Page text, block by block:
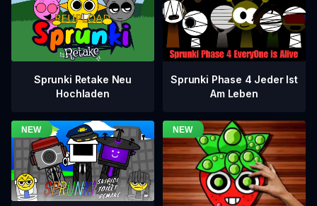
Sprunki Retake Neu
Hochladen
Sprunki Phase 4 Jeder Ist
Am Leben